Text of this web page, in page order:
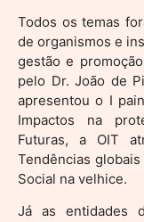
Todos os temas
de organismos e
gestão e
pelo Dr. João de
apresentou o I
Impactos na
Futuras, a OIT
Tendências
Social na velhice.
Já as entidades